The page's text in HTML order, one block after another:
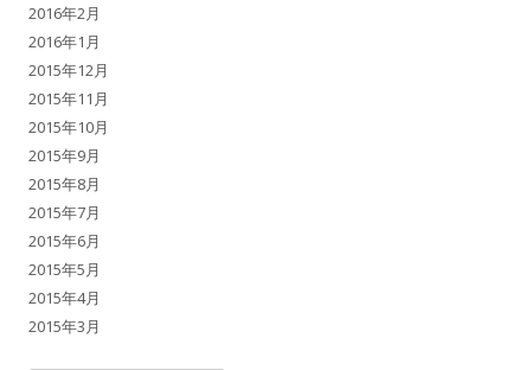
2016年2月
2016年1月
2015年12月
2015年11月
2015年10月
2015年9月
2015年8月
2015年7月
2015年6月
2015年5月
2015年4月
2015年3月